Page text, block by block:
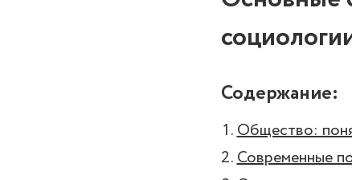
Содержание:
Общество:
Современные